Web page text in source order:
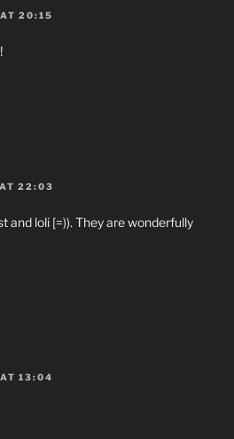
20:15
22:03
and loli [=)). They are wonderfully
13:04